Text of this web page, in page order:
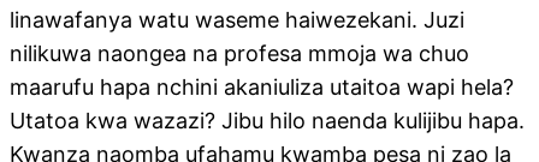
linawafanya watu waseme haiwezekani. Juzi
nilikuwa naongea na profesa mmoja wa chuo
maarufu hapa nchini akaniuliza utaitoa wapi hela?
Utatoa kwa wazazi? Jibu hilo naenda kulijibu hapa.
Kwanza naomba ufahamu kwamba pesa ni zao la